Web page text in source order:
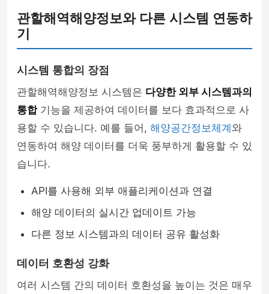
관할해역해양정보와 다른 시스템 연동하
기
시스템 통합의 장점
관할해역해양정보 시스템은 다양한 외부 시스템과의
통합기능을 제공하여 데이터를 보다 효과적으로 사
용할 수 있습니다. 예를 들어, 해양공간정보체계 와
연동하여 해양 데이터를 더욱 풍부하게 활용할 수 있
습니다.
API를 사용해 외부 애플리케이션과 연결
해양 데이터의 실시간 업데이트 가능
다른 정보 시스템과의 데이터 공유 활성화
데이터 호환성 강화
여러 시스템 간의 데이터 호환성을 높이는 것은 매우